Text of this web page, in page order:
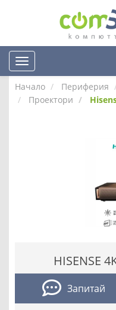
Начало Периферия
Проектори
HISENSE
Запитай